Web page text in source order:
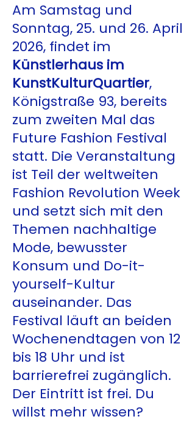
Am Samstag und
Sonntag, 25. und 26. April
2026, findet im
Künstlerhaus im
KunstKulturQuartier,
Königstraße 93, bereits
zum zweiten Mal das
Future Fashion Festival
statt. Die Veranstaltung
ist Teil der weltweiten
Fashion Revolution Week
und setzt sich mit den
Themen nachhaltige
Mode, bewusster
Konsum und Do-it-
yourself-Kultur
auseinander. Das
Festival läuft an beiden
Wochenendtagen von 12
bis 18 Uhr und ist
barrierefrei zugänglich.
Der Eintritt ist frei. Du
willst mehr wissen?